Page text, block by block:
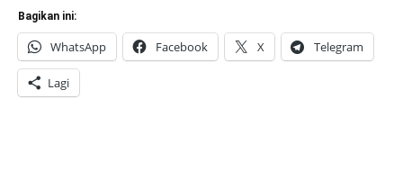
Bagikan ini:
WhatsApp Facebook X Telegram
Lagi